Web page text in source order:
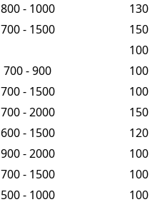
800 - 1000 130
700 - 1500 150
100
700 - 900 100
700 - 1500 100
700 - 2000 150
600 - 1500 120
900 - 2000 100
700 - 1500 100
500 - 1000 100